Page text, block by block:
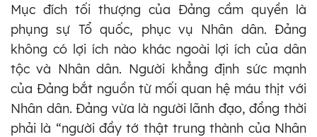
Mục đích tối thượng của Đảng cầm quyền là
phụng sự Tổ quốc, phục vụ Nhân dân. Đảng
không có lợi ích nào khác ngoài lợi ích của dân
tộc và Nhân dân. Người khẳng định sức mạnh
của Đảng bắt nguồn từ mối quan hệ máu thịt với
Nhân dân. Đảng vừa là người lãnh đạo, đồng thời
phải là “người đầy tớ thật trung thành của Nhân